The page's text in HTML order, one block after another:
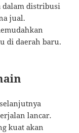
dalam distribusi
jual.
di daerah baru.
lancar.
kuat akan